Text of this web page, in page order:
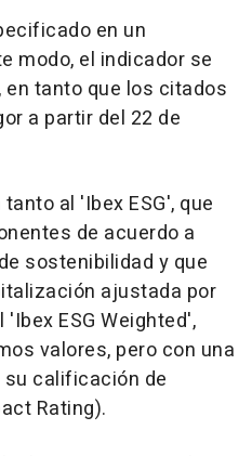
en un
modo, el indicador se
tanto que los citados
a partir del 22 de
al 'Ibex ESG', que
de acuerdo a
sostenibilidad y que
ajustada por
ESG Weighted',
valores, pero con una
calificación de
Rating).